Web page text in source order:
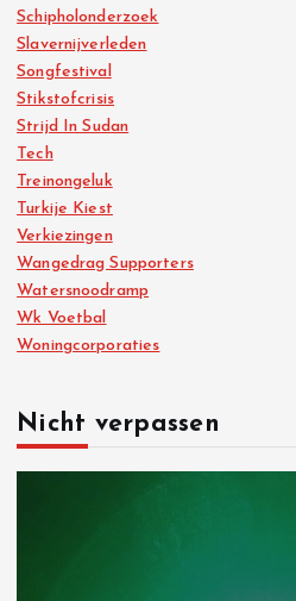
Schipholonderzoek
Slavernijverleden
Songfestival
Stikstofcrisis
Strijd In Sudan
Tech
Treinongeluk
Turkije Kiest
Verkiezingen
Wangedrag Supporters
Watersnoodramp
Wk Voetbal
Woningcorporaties
Nicht verpassen